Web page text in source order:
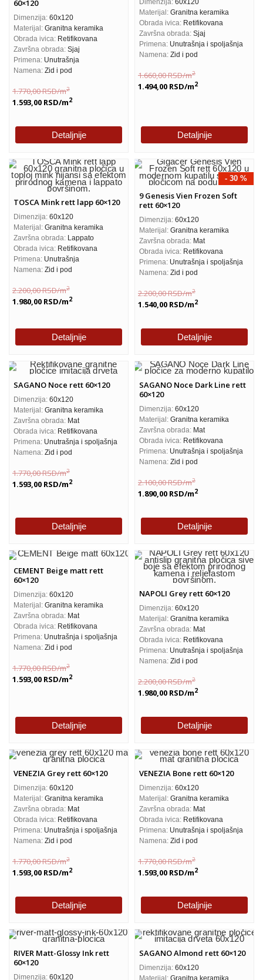
60×120
Dimenzija: 60x120
Materijal: Granitna keramika
Obrada ivica: Retifikovana
Završna obrada: Sjaj
Primena: Unutrašnja
Namena: Zid i pod
1.770,00RSD/m2
1.593,00 RSD/m2
Detaljnije
Materijal: Granitna keramika
Obrada ivica: Retifikovana
Završna obrada: Sjaj
Primena: Unutrašnja i spoljašnja
Namena: Zid i pod
1.660,00RSD/m2
1.494,00 RSD/m2
Detaljnije
TOSCA Mink rett lapp 60×120
Dimenzija: 60x120
Materijal: Granitna keramika
Završna obrada: Lappato
Obrada ivica: Retifikovana
Primena: Unutrašnja
Namena: Zid i pod
2.200,00RSD/m2
1.980,00 RSD/m2
Detaljnije
- 30 %
9 Genesis Vien Frozen Soft
rett 60×120
Dimenzija: 60x120
Materijal: Granitna keramika
Završna obrada: Mat
Obrada ivica: Retifikovana
Primena: Unutrašnja i spoljašnja
Namena: Zid i pod
2.200,00RSD/m2
1.540,00 RSD/m2
Detaljnije
SAGANO Noce rett 60×120
Dimenzija: 60x120
Materijal: Granitna keramika
Završna obrada: Mat
Obrada ivica: Retifikovana
Primena: Unutrašnja i spoljašnja
Namena: Zid i pod
1.770,00RSD/m2
1.593,00 RSD/m2
Detaljnije
SAGANO Noce Dark Line rett
60×120
Dimenzija: 60x120
Materijal: Granitna keramika
Završna obrada: Mat
Obrada ivica: Retifikovana
Primena: Unutrašnja i spoljašnja
Namena: Zid i pod
2.100,00RSD/m2
1.890,00 RSD/m2
Detaljnije
CEMENT Beige matt rett
60×120
Dimenzija: 60x120
Materijal: Granitna keramika
Završna obrada: Mat
Obrada ivica: Retifikovana
Primena: Unutrašnja i spoljašnja
Namena: Zid i pod
1.770,00RSD/m2
1.593,00 RSD/m2
Detaljnije
NAPOLI Grey rett 60×120
Dimenzija: 60x120
Materijal: Granitna keramika
Završna obrada: Mat
Obrada ivica: Retifikovana
Primena: Unutrašnja i spoljašnja
Namena: Zid i pod
2.200,00RSD/m2
1.980,00 RSD/m2
Detaljnije
VENEZIA Grey rett 60×120
Dimenzija: 60x120
Materijal: Granitna keramika
Završna obrada: Mat
Obrada ivica: Retifikovana
Primena: Unutrašnja i spoljašnja
Namena: Zid i pod
1.770,00RSD/m2
1.593,00 RSD/m2
Detaljnije
VENEZIA Bone rett 60×120
Dimenzija: 60x120
Materijal: Granitna keramika
Završna obrada: Mat
Obrada ivica: Retifikovana
Primena: Unutrašnja i spoljašnja
Namena: Zid i pod
1.770,00RSD/m2
1.593,00 RSD/m2
Detaljnije
RIVER Matt-Glossy Ink rett
60×120
Dimenzija: 60x120
SAGANO Almond rett 60×120
Dimenzija: 60x120
Materijal: Granitna keramika